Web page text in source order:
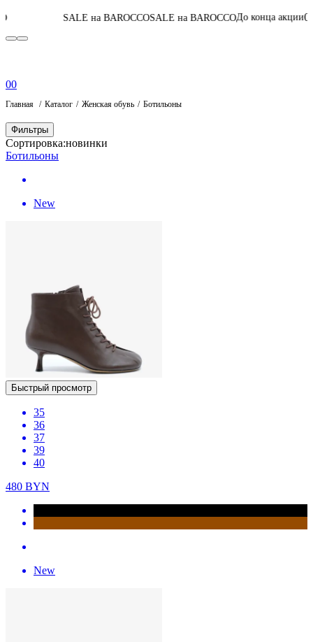
SALE на BAROCCOSALE на BAROCCOДо конца акции04:14:21:56
00
Главная Каталог Женская обувь Ботильоны
Фильтры
Сортировка:новинки
Ботильоны
New
Быстрый просмотр
35
36
37
39
40
480 BYN
New